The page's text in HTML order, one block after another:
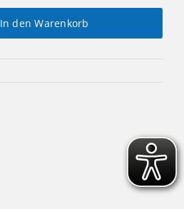
In den Warenkorb